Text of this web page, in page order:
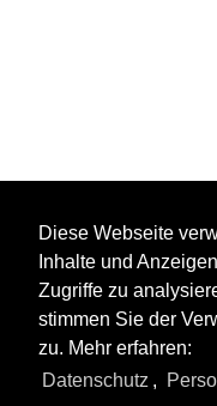
Alle Fotos aus Bahn
Diese Webseite
Inhalte und
Zugriffe zu
stimmen Sie der
zu. Mehr erfahren:
Datenschutz ,